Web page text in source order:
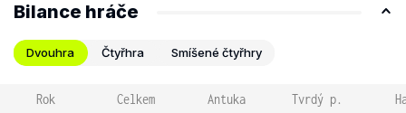
Bilance hráče
Dvouhra Čtyřhra Smíšené čtyřhry
Rok Celkem Antuka Tvrdý p.